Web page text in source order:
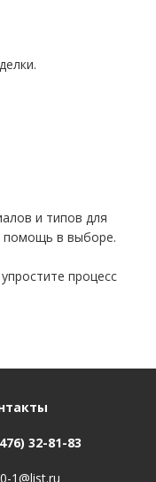
и типов для
помощь в выборе.
процесс
32-81-83
1@list.ru